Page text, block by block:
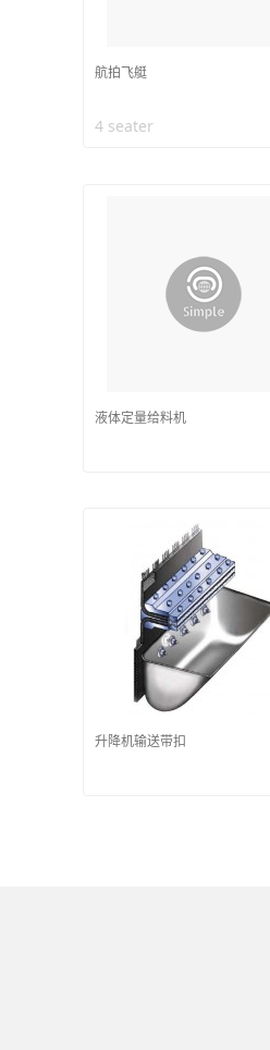
航拍飞艇
4 seater
液体定量给料机
升降机输送带扣